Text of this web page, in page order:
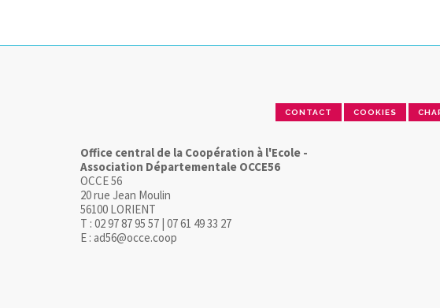
CONTACT COOKIES
Office central de la Coopération à l'Ecole -
Association Départementale OCCE56
OCCE 56
20 rue Jean Moulin
56100 LORIENT
T : 02 97 87 95 57 | 07 61 49 33 27
E : ad56@occe.coop